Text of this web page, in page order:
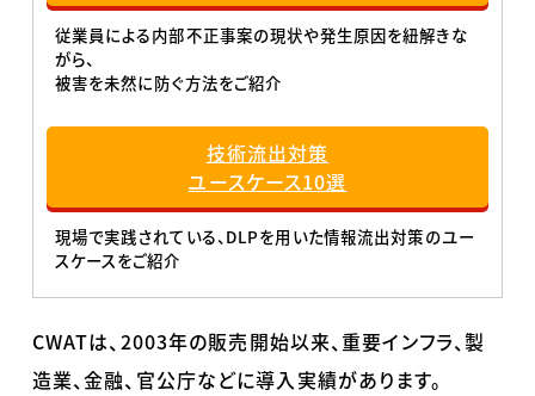
従業員による内部不正事案の現状や発生原因を紐解きな
がら、
被害を未然に防ぐ方法をご紹介
技術流出対策
ユースケース10選
現場で実践されている、DLPを用いた情報流出対策のユー
スケースをご紹介
CWATは、2003年の販売開始以来、重要インフラ、製
造業、金融、官公庁などに導入実績があります。